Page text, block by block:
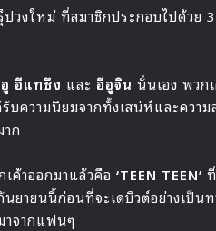
ปวงใหม่ ที่สมาชิกประกอบไปด้วย
อีแทซึง และ อีอูจิน นั่นเอง พวก
บความนิยมจากทั้งเสน่ห์และควา
ก
ค้าออกมาแล้วคือ ‘TEEN TEEN’
ยายนนี้ก่อนที่จะเดบิวต์อย่างเป็นท
าจากแฟนๆ